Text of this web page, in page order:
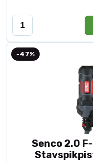
-47%
Senco 2.0